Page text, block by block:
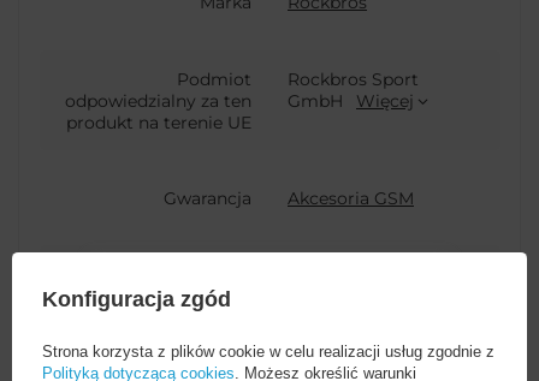
Podmiot
odpowiedzialny za ten
produkt na terenie UE
Rockbros Sport
GmbH
Więcej
Gwarancja Akcesoria GSM
Kod producenta
Rockbros-10172
Konfiguracja zgód
Strona korzysta z plików cookie w celu realizacji usług zgodnie z
Polityką dotyczącą cookies . Możesz określić warunki